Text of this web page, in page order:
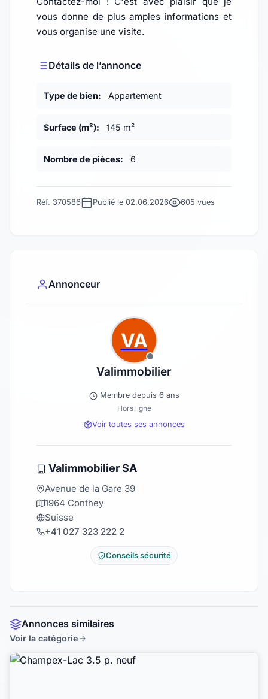
vous donne de plus amples informations et
vous organise une visite.
Détails de l’annonce
Type de bien: Appartement
Surface (m²): 145 m²
Nombre de pièces: 6
Réf. 370586 Publié le 02.06.2026 605 vues
Annonceur
VA
Valimmobilier
Membre depuis 6 ans
Hors ligne
Voir toutes ses annonces
Valimmobilier SA
Avenue de la Gare 39
1964 Conthey
Suisse
+41 027 323 222 2
Conseils sécurité
Annonces similaires
Voir la catégorie